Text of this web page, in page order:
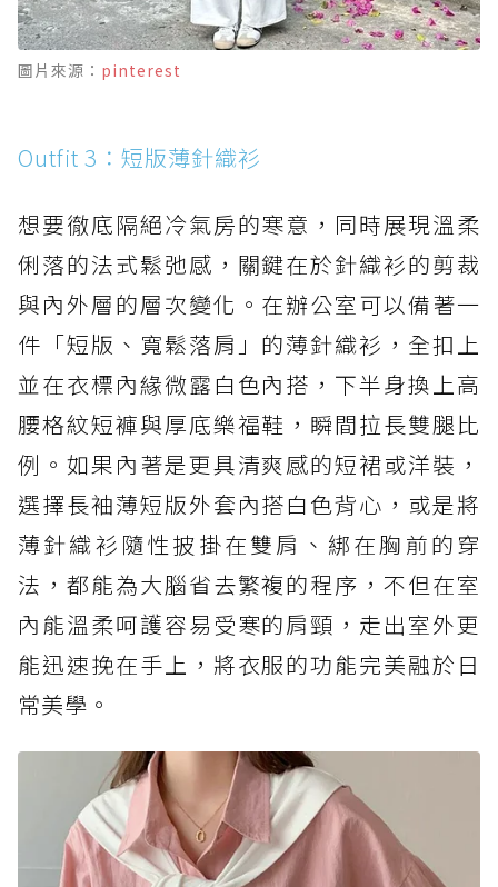
圖片來源： pinterest
Outfit 3：短版薄針織衫
想要徹底隔絕冷氣房的寒意，同時展現溫柔
俐落的法式鬆弛感，關鍵在於針織衫的剪裁
與內外層的層次變化。在辦公室可以備著一
件「短版、寬鬆落肩」的薄針織衫，全扣上
並在衣標內緣微露白色內搭，下半身換上高
腰格紋短褲與厚底樂福鞋，瞬間拉長雙腿比
例。如果內著是更具清爽感的短裙或洋裝，
選擇長袖薄短版外套內搭白色背心，或是將
薄針織衫隨性披掛在雙肩、綁在胸前的穿
法，都能為大腦省去繁複的程序，不但在室
內能溫柔呵護容易受寒的肩頸，走出室外更
能迅速挽在手上，將衣服的功能完美融於日
常美學。